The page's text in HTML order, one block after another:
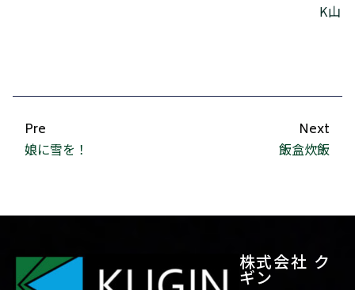
K山
Pre
娘に雪を！
Next
飯盒炊飯
株式会社 ク
ギン